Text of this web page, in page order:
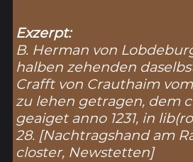
Exzerpt:
B. Herman von
halben zehenden
Crafft von Crauthaim
zu lehen getragen, dem
geaiget anno 1231, in
28. [Nachtragshand am
closter, Newstetten]